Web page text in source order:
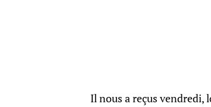
Il nous a reçus vendredi,